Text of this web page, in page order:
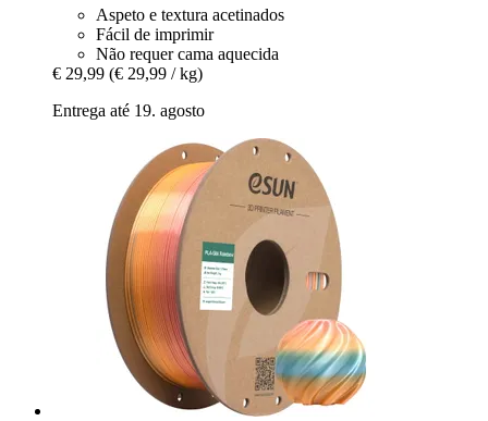
Aspeto e textura acetinados
Fácil de imprimir
Não requer cama aquecida
€ 29,99 (€ 29,99 / kg)
Entrega até 19. agosto